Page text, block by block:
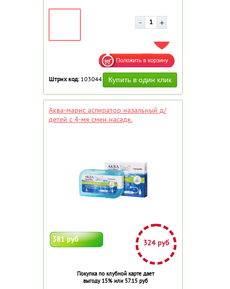
ДОБАВИТЬ В ИЗБРАННОЕ
Штрих код: 103044
Аква-марис аспиратор назальный д/
детей с 4-мя смен.насадк.
381 руб 324 руб
Покупка по клубной карте дает
выгоду 15% или 57.15 руб